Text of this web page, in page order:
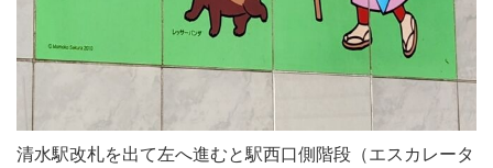
清水駅改札を出て左へ進むと駅西口側階段（エスカレータ